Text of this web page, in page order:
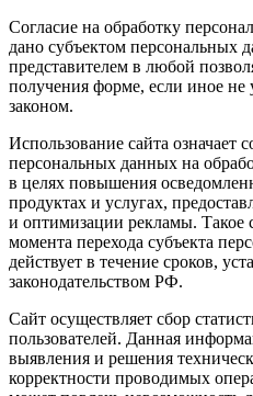
Согласие на обработку
дано субъектом персональных
представителем в любой
получения форме, если иное не
законом.
Использование сайта означает
персональных данных на
в целях повышения
продуктах и услугах,
и оптимизации рекламы. Такое
момента перехода субъекта
действует в течение сроков,
законодательством РФ.
Сайт осуществляет сбор
пользователей. Данная
выявления и решения
корректности проводимых